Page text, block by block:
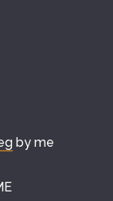
by me